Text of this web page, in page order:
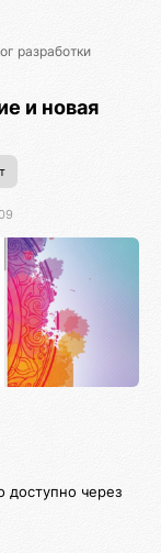
разработки
и новая
через